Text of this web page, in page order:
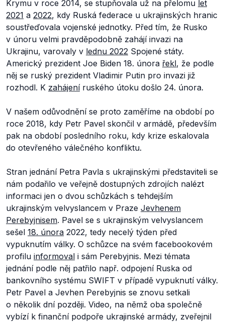
Krymu v roce 2014, se stupňovala už na přelomu let
2021 a 2022, kdy Ruská federace u ukrajinských hranic
soustřeďovala vojenské jednotky. Před tím, že Rusko
v únoru velmi pravděpodobně zahájí invazi na
Ukrajinu, varovaly v lednu 2022 Spojené státy.
Americký prezident Joe Biden 18. února řekl, že podle
něj se ruský prezident Vladimir Putin pro invazi již
rozhodl. K zahájeníruského útoku došlo 24. února.
V našem odůvodnění se proto zaměříme na období po
roce 2018, kdy Petr Pavel skončil v armádě, především
pak na období posledního roku, kdy krize eskalovala
do otevřeného válečného konfliktu.
Stran jednání Petra Pavla s ukrajinskými představiteli se
nám podařilo ve veřejně dostupných zdrojích nalézt
informaci jen o dvou schůzkách s tehdejším
ukrajinským velvyslancem v Praze Jevhenem
Perebyjnisem. Pavel se s ukrajinským velvyslancem
sešel 18. února 2022, tedy necelý týden před
vypuknutím války. O schůzce na svém facebookovém
profilu informoval i sám Perebyjnis. Mezi témata
jednání podle něj patřilo např. odpojení Ruska od
bankovního systému SWIFT v případě vypuknutí války.
Petr Pavel a Jevhen Perebyjnis se znovu setkali
o několik dní později. Video, na němž oba společně
vybízí k finanční podpoře ukrajinské armády, zveřejnil